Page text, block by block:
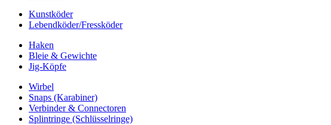
Kunstköder
Lebendköder/Fressköder
Haken
Bleie & Gewichte
Jig-Köpfe
Wirbel
Snaps (Karabiner)
Verbinder & Connectoren
Splintringe (Schlüsselringe)